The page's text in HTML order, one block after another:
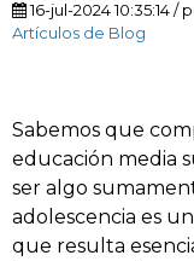
16-jul-2024 10:35:14/
Artículos de Blog
Sabemos que
educación media
ser algo
adolescencia es
que resulta